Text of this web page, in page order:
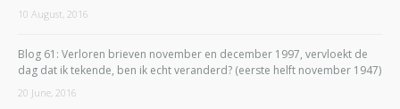
10 August, 2016
Blog 61: Verloren brieven november en december 1997, vervloekt de
dag dat ik tekende, ben ik echt veranderd? (eerste helft november 1947)
20 June, 2016